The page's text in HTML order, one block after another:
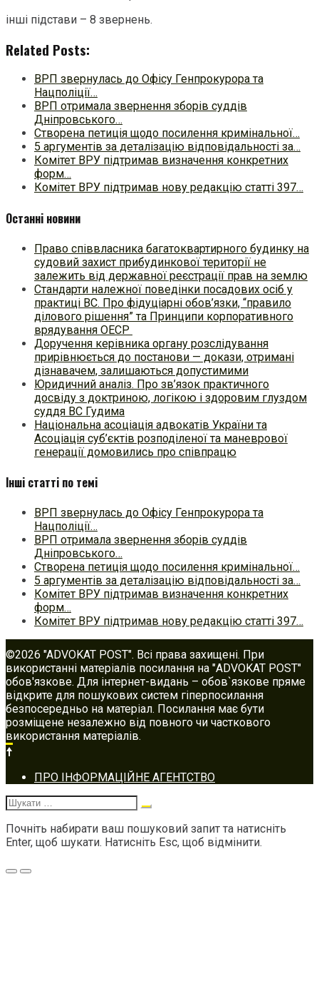
інші підстави – 8 звернень.
Related Posts:
ВРП звернулась до Офісу Генпрокурора та
Нацполіції…
ВРП отримала звернення зборів суддів
Дніпровського…
Створена петиція щодо посилення кримінальної…
5 аргументів за деталізацію відповідальності за…
Комітет ВРУ підтримав визначення конкретних
форм…
Комітет ВРУ підтримав нову редакцію статті 397…
Останні новини
Право співвласника багатоквартирного будинку на
судовий захист прибудинкової території не
залежить від державної реєстрації прав на землю
Стандарти належної поведінки посадових осіб у
практиці ВC. Про фідуціарні обов’язки, “правило
ділового рішення” та Принципи корпоративного
врядування ОЕСР
Доручення керівника органу розслідування
прирівнюється до постанови — докази, отримані
дізнавачем, залишаються допустимими
Юридичний аналіз. Про зв’язок практичного
досвіду з доктриною, логікою і здоровим глуздом
суддя ВС Гудима
Національна асоціація адвокатів України та
Асоціація суб’єктів розподіленої та маневрової
генерації домовились про співпрацю
Інші статті по темі
ВРП звернулась до Офісу Генпрокурора та
Нацполіції…
ВРП отримала звернення зборів суддів
Дніпровського…
Створена петиція щодо посилення кримінальної…
5 аргументів за деталізацію відповідальності за…
Комітет ВРУ підтримав визначення конкретних
форм…
Комітет ВРУ підтримав нову редакцію статті 397…
©2026 "ADVOKAT POST". Всі права захищені. При
використанні матеріалів посилання на "ADVOKAT POST"
обов'язкове. Для інтернет-видань – обов`язкове пряме
відкрите для пошукових систем гіперпосилання
безпосередньо на матеріал. Посилання має бути
розміщене незалежно від повного чи часткового
використання матеріалів.
Footer
navigation
ПРО ІНФОРМАЦІЙНЕ АГЕНТСТВО
Шукати:
Почніть набирати ваш пошуковий запит та натисніть
Enter, щоб шукати. Натисніть Esc, щоб відмінити.
Меню